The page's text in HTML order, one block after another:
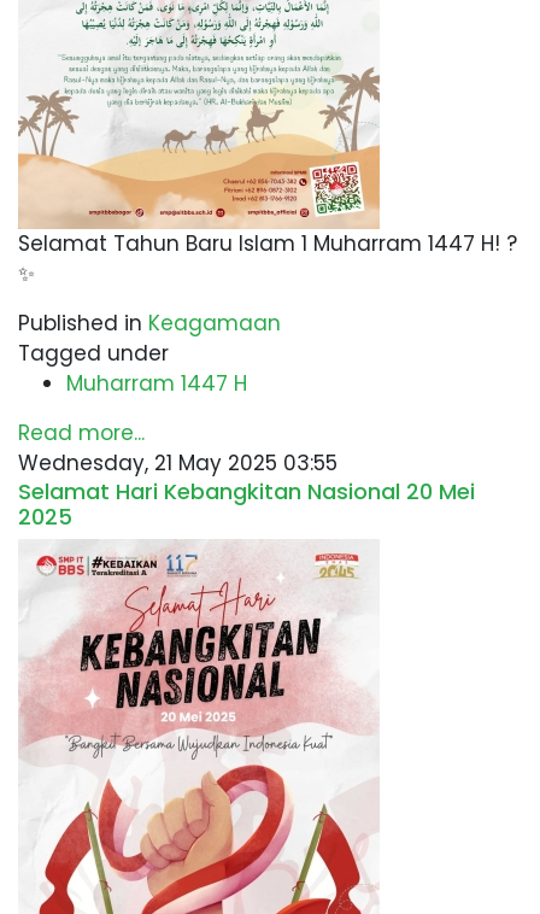
Selamat Tahun Baru Islam 1 Muharram 1447 H! ?
✨
Published in Keagamaan
Tagged under
Muharram 1447 H
Read more...
Wednesday, 21 May 2025 03:55
Selamat Hari Kebangkitan Nasional 20 Mei
2025